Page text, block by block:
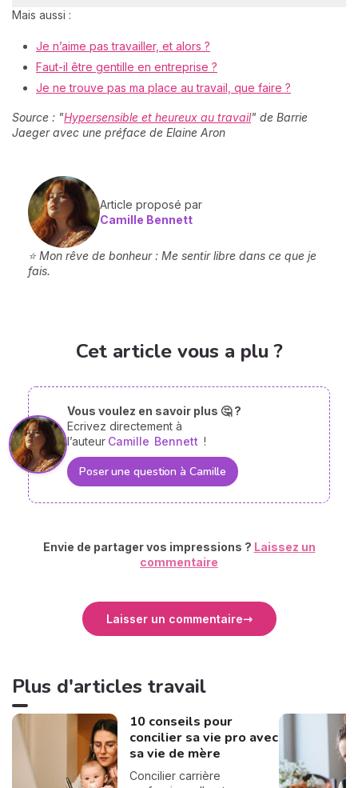
Mais aussi :
Je n’aime pas travailler, et alors ?
Faut-il être gentille en entreprise ?
Je ne trouve pas ma place au travail, que faire ?
Source : "Hypersensible et heureux au travail" de Barrie
Jaeger avec une préface de Elaine Aron
Article proposé par
Camille Bennett
⭐ Mon rêve de bonheur : Me sentir libre dans ce que je
fais.
Cet article vous a plu ?
Vous voulez en savoir plus 🤔 ?
Ecrivez directement à
l’auteur Camille Bennett !
Poser une question à Camille
Envie de partager vos impressions ? Laissez un
commentaire
Laisser un commentaire
Plus d'articles travail
10 conseils pour
concilier sa vie pro avec
sa vie de mère
Concilier carrière